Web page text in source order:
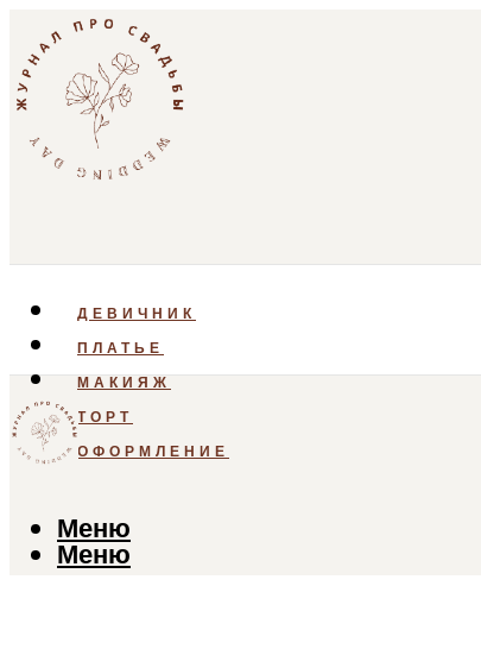
ДЕВИЧНИК
ПЛАТЬЕ
МАКИЯЖ
ТОРТ
ОФОРМЛЕНИЕ
Меню
Меню